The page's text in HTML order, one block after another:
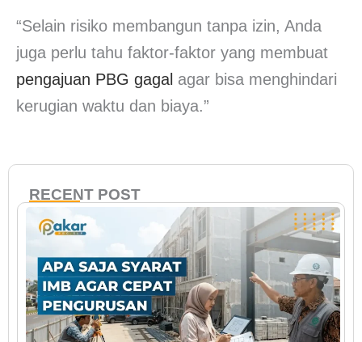
“Selain risiko membangun tanpa izin, Anda
juga perlu tahu faktor-faktor yang membuat
pengajuan PBG gagal agar bisa menghindari
kerugian waktu dan biaya.”
RECENT POST